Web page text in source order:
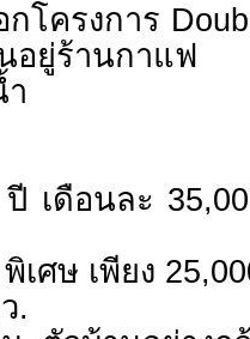
โครงการ
อยู่ร้านกาแฟ
เดือนละ
เศษ เพียง
.